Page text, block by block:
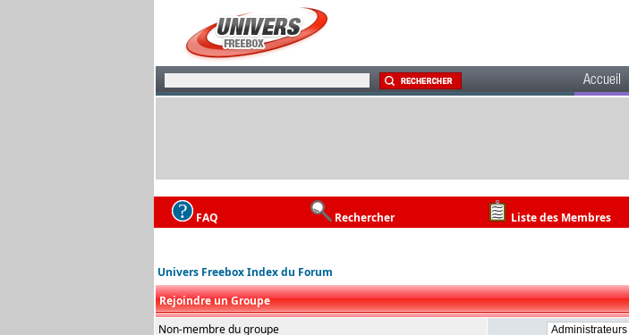
Accueil
FAQ Rechercher Liste des Membres
Univers Freebox Index du Forum
Rejoindre un Groupe
Non-membre du groupe